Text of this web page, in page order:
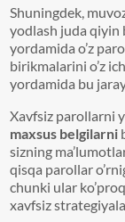
Shuningdek,
yodlash juda qiyin
yordamida o’z
birikmalarini o’z
yordamida bu
Xavfsiz parollarni
maxsus belgilarni
sizning
qisqa parollar
chunki ular
xavfsiz